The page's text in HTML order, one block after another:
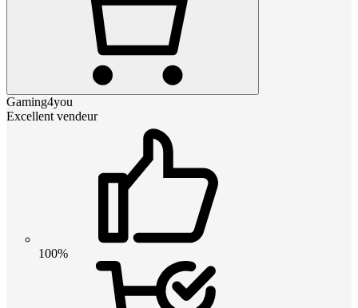
Gaming4you
Excellent vendeur
100%